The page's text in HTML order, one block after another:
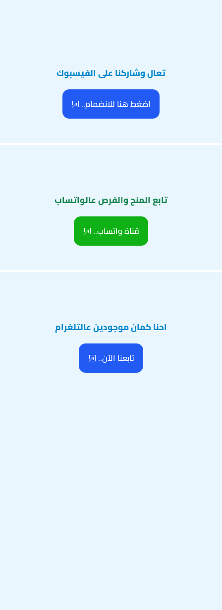
تعال وشاركنا على الفيسبوك
اضغط هنا للانضمام..
تابع المنح والفرص عالواتساب
قناة واتساب..
احنا كمان موجودين عالتلغرام
تابعنا الآن..